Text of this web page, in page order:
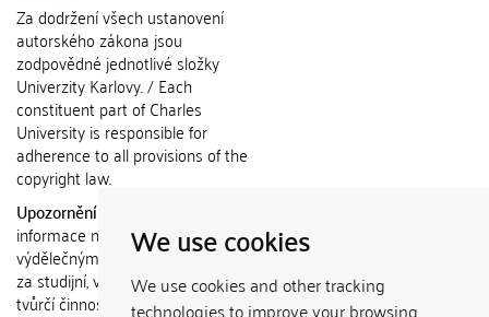
We use cookies
We use cookies and other tracking
technologies to improve your browsing
Za dodržení všech ustanovení
autorského zákona jsou
zodpovědné jednotlivé složky
Univerzity Karlovy. / Each
constituent part of Charles
University is responsible for
adherence to all provisions of the
copyright law.
Upozornění / Notice:
informace nemohou být použity k
výdělečným účelům nebo vydávány
za studijní, vědeckou nebo jinou
tvůrčí činnost jiné osoby než autora.